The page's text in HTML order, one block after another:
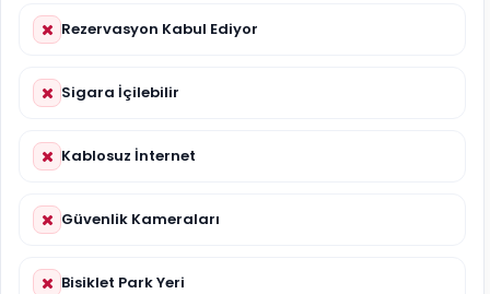
Rezervasyon Kabul Ediyor
Sigara İçilebilir
Kablosuz İnternet
Güvenlik Kameraları
Bisiklet Park Yeri